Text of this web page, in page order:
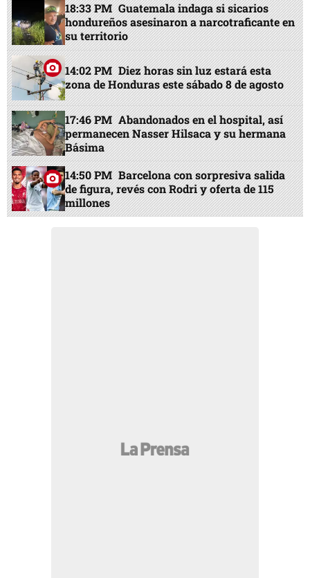
18:33 PM Guatemala indaga si sicarios
hondureños asesinaron a narcotraficante en
su territorio
14:02 PM Diez horas sin luz estará esta
zona de Honduras este sábado 8 de agosto
17:46 PM Abandonados en el hospital, así
permanecen Nasser Hilsaca y su hermana
Básima
14:50 PM Barcelona con sorpresiva salida
de figura, revés con Rodri y oferta de 115
millones